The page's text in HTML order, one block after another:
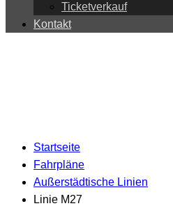
Ticketverkauf
Kontakt
Startseite
Fahrpläne
Außerstädtische Linien
Linie M27